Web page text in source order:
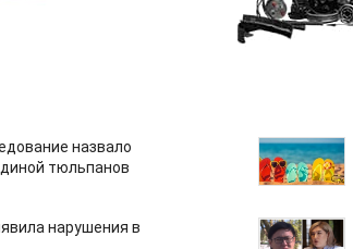
назвало
тюльпанов
нарушения в